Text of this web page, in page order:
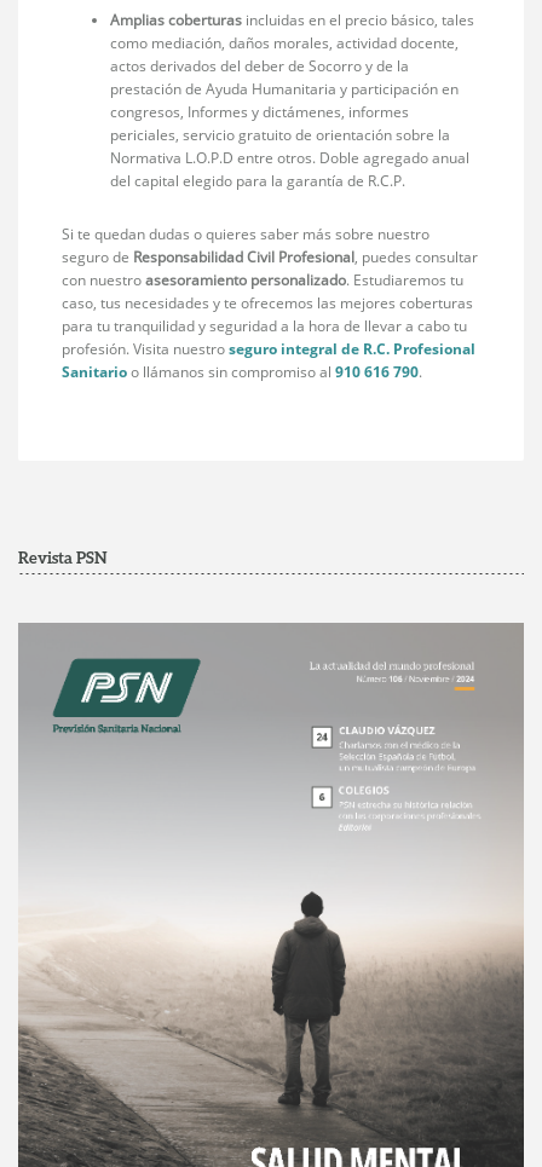
Amplias coberturas incluidas en el precio básico, tales
como mediación, daños morales, actividad docente,
actos derivados del deber de Socorro y de la
prestación de Ayuda Humanitaria y participación en
congresos, Informes y dictámenes, informes
periciales, servicio gratuito de orientación sobre la
Normativa L.O.P.D entre otros. Doble agregado anual
del capital elegido para la garantía de R.C.P.
Si te quedan dudas o quieres saber más sobre nuestro
seguro de Responsabilidad Civil Profesional, puedes consultar
con nuestroasesoramiento personalizado. Estudiaremos tu
caso, tus necesidades y te ofrecemos las mejores coberturas
para tu tranquilidad y seguridad a la hora de llevar a cabo tu
profesión. Visita nuestroseguro integral de R.C. Profesional
Sanitarioo llámanos sin compromiso al910 616 790.
Revista PSN